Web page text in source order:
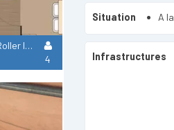
Mobile-Home Sun Roller Iberica
4
Situation A
Infrastructures